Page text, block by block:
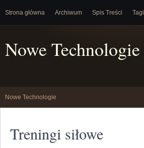
Strona główna Archiwum Spis Treści Tagi
Nowe Technologie
Nowe Technologie
Treningi siłowe